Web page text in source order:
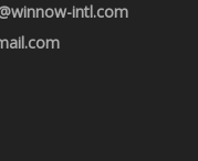
intl.com